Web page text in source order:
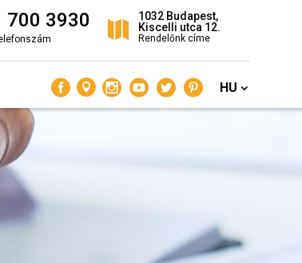
700 3930
1032 Budapest,
Kiscelli utca 12.
Rendelőnk címe
HU